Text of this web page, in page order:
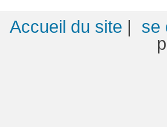
Accueil du site | se